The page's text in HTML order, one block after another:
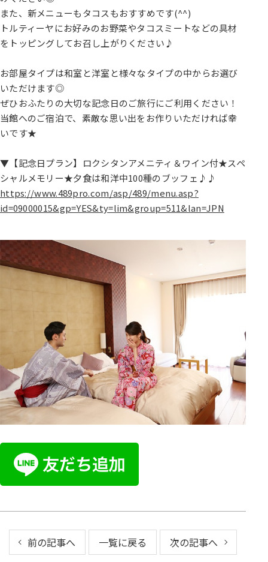
また、新メニューもタコスもおすすめです(^^)
トルティーヤにお好みのお野菜やタコスミートなどの具材
をトッピングしてお召し上がりください♪
お部屋タイプは和室と洋室と様々なタイプの中からお選び
いただけます◎
ぜひおふたりの大切な記念日のご旅行にご利用ください！
当館へのご宿泊で、素敵な思い出をお作りいただければ幸
いです★
▼【記念日プラン】ロクシタンアメニティ＆ワイン付★スペ
シャルメモリー★夕食は和洋中100種のブッフェ♪♪
https://www.489pro.com/asp/489/menu.asp?
id=09000015&gp=YES&ty=lim&group=511&lan=JPN
前の記事へ 一覧に戻る 次の記事へ